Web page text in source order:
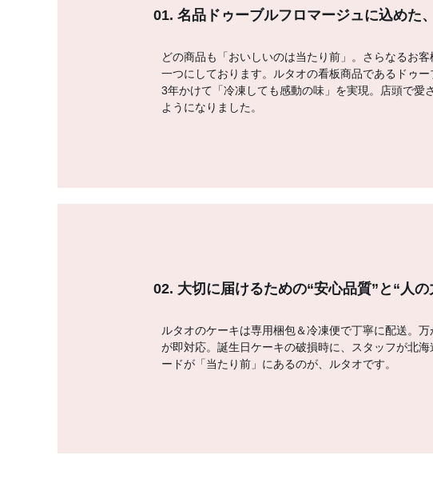
01. 名品ドゥーブルフロマージュに込めた
どの商品も「おいしいのは当たり前」。さらなるお
一つにしております。ルタオの看板商品であるドゥ
3年かけて「冷凍しても感動の味」を実現。店頭で愛
ようになりました。
02. 大切に届けるための“安心品質”と“人の
ルタオのケーキは専用梱包＆冷凍便で丁寧に配送。
が即対応。誕生日ケーキの破損時に、スタッフが北
ードが「当たり前」にあるのが、ルタオです。